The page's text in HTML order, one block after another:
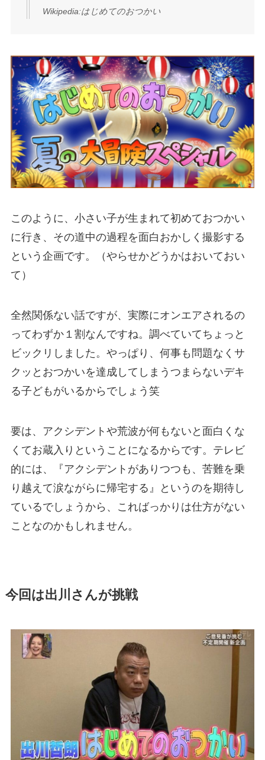
Wikipedia:はじめてのおつかい
このように、 小さい子が生まれて初めておつかい
に行き、その道中の過程を面白おかしく撮影する
という企画です。
（やらせかどうかはおいておい
て）
全然関係ない話ですが、実際にオンエアされるの
ってわずか１割なんですね。調べていてちょっと
ビックリしました。やっぱり、 何事も問題なくサ
クッとおつかいを達成してしまうつまらないデキ
る子どもがいるからでしょう笑
要は、アクシデントや荒波が何もないと面白くな
くてお蔵入りということになるからです。テレビ
的には、『アクシデントがありつつも、苦難を乗
り越えて涙ながらに帰宅する』というのを期待し
ているでしょうから、こればっかりは仕方がない
ことなのかもしれません。
今回は出川さんが挑戦